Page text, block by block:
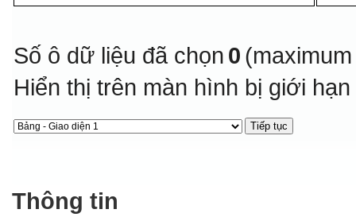
Số ô dữ liệu đã chọn 0
Hiển thị trên màn hình bị giới
Thông tin